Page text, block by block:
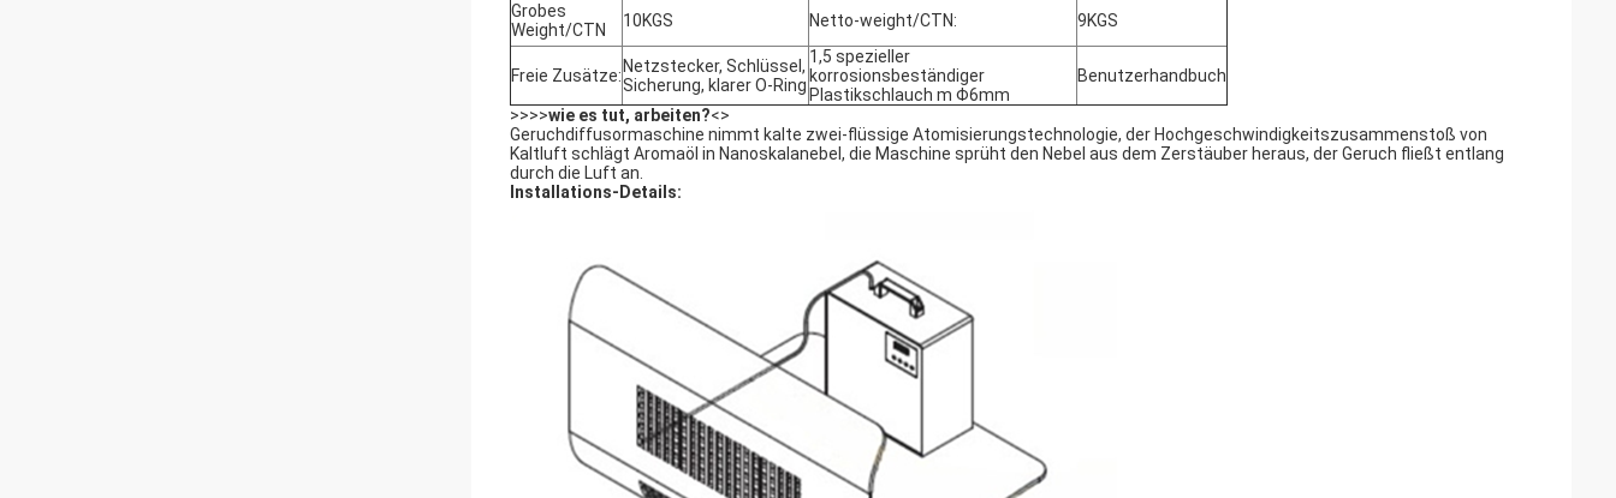
Grobes
Weight/CTN
10KGS Netto-weight/CTN: 9KGS
Freie Zusätze: Netzstecker, Schlüssel,
Sicherung, klarer O-Ring
1,5 spezieller
korrosionsbeständiger
Plastikschlauch m Φ6mm
Benutzerhandbuch
>>>>wie es tut, arbeiten?<>
Geruchdiffusormaschine nimmt kalte zwei-flüssige Atomisierungstechnologie, der Hochgeschwindigkeitszusammenstoß von
Kaltluft schlägt Aromaöl in Nanoskalanebel, die Maschine sprüht den Nebel aus dem Zerstäuber heraus, der Geruch fließt entlang
durch die Luft an.
Installations-Details: